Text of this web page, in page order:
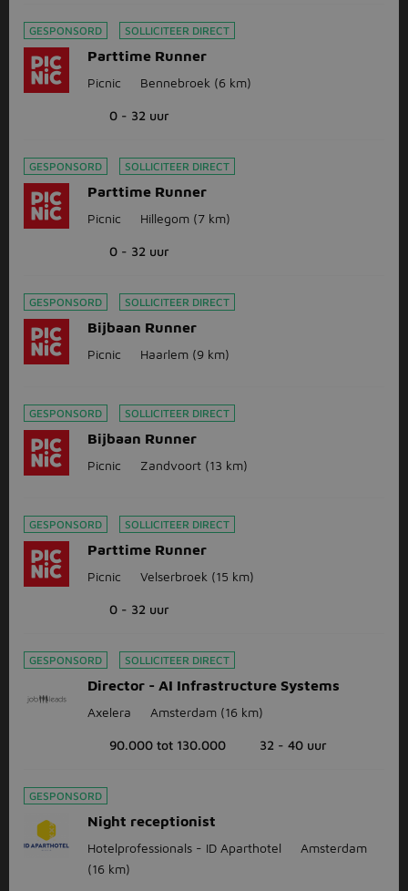
GESPONSORD SOLLICITEER DIRECT
Parttime Runner
Picnic Bennebroek (6 km)
0 - 32 uur
GESPONSORD SOLLICITEER DIRECT
Parttime Runner
Picnic Hillegom (7 km)
0 - 32 uur
GESPONSORD SOLLICITEER DIRECT
Bijbaan Runner
Picnic Haarlem (9 km)
GESPONSORD SOLLICITEER DIRECT
Bijbaan Runner
Picnic Zandvoort (13 km)
GESPONSORD SOLLICITEER DIRECT
Parttime Runner
Picnic Velserbroek (15 km)
0 - 32 uur
GESPONSORD SOLLICITEER DIRECT
Director - AI Infrastructure Systems
Axelera Amsterdam (16 km)
90.000 tot 130.000 32 - 40 uur
GESPONSORD
Night receptionist
Hotelprofessionals - ID Aparthotel
Amsterdam
(16 km)